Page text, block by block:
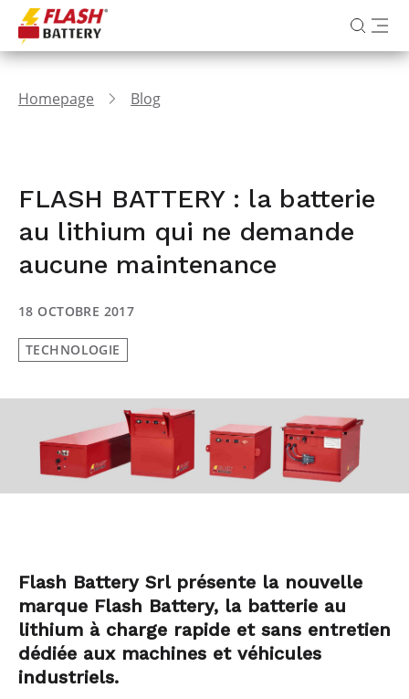
Homepage Blog
FLASH BATTERY : la batterie
au lithium qui ne demande
aucune maintenance
18 OCTOBRE 2017
TECHNOLOGIE
Flash Battery Srl présente la nouvelle
marque Flash Battery, la batterie au
lithium à charge rapide et sans entretien
dédiée aux machines et véhicules
industriels.